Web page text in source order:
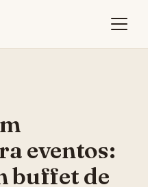
eventos:
buffet de